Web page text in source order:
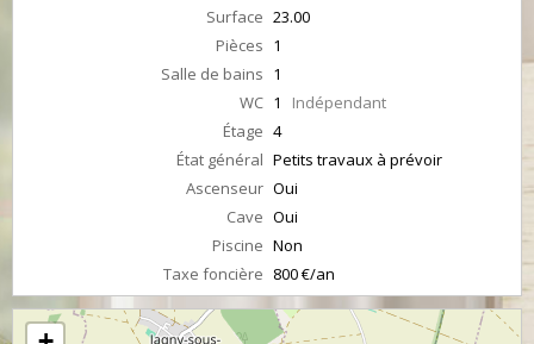
Surface 23.00
Pièces 1
Salle de bains 1
WC 1 Indépendant
Étage 4
État général Petits travaux à prévoir
Ascenseur Oui
Cave Oui
Piscine Non
Taxe foncière 800 €/an